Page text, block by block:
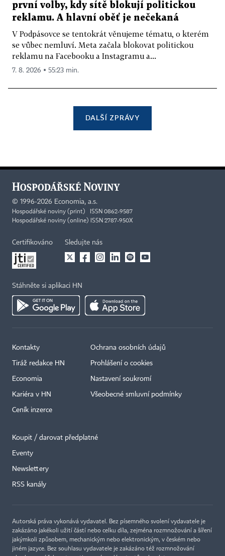
první volby, kdy sítě blokují politickou
reklamu. A hlavní oběť je nečekaná
V Podpásovce se tentokrát věnujeme tématu, o kterém
se vůbec nemluví. Meta začala blokovat politickou
reklamu na Facebooku a Instagramu a...
7. 8. 2026 ▪ 55:23 min.
DALŠÍ ZPRÁVY
© 1996-2026 Economia, a.s.
Hospodářské noviny (print) ISSN 0862-9587
Hospodářské noviny (online) ISSN 2787-950X
Certifikováno Sledujte nás
Stáhněte si aplikaci HN
Kontakty
Tiráž redakce HN
Economia
Kariéra v HN
Ceník inzerce
Ochrana osobních údajů
Prohlášení o cookies
Nastavení soukromí
Všeobecné smluvní podmínky
Koupit / darovat předplatné
Eventy
Newslettery
RSS kanály
Autorská práva vykonává vydavatel. Bez písemného svolení vydavatele je
zakázáno jakékoli užití částí nebo celku díla, zejména rozmnožování a šíření
jakýmkoli způsobem, mechanickým nebo elektronickým, v českém nebo
jiném jazyce. Bez souhlasu vydavatele je zakázáno též rozmnožování